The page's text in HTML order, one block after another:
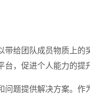
给团队成员物质上的
，促进个人能力的提
问题提供解决方案。